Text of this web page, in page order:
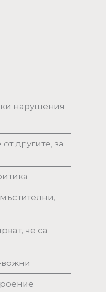
нарушения
другите, за
че са